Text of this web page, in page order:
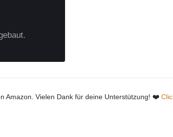
Amazon. Vielen Dank für deine Unterstützung! ❤️